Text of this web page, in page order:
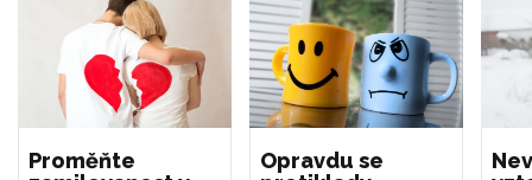
Proměňte
Opravdu se